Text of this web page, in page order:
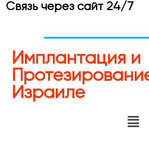
Связь через сайт 24/7
Имплантация и
Израиле